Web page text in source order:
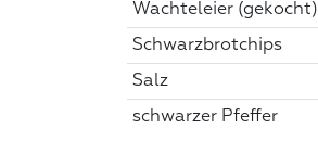
Wachteleier (gekocht)
Schwarzbrotchips
Salz
schwarzer Pfeffer